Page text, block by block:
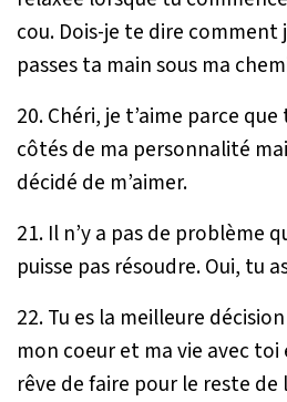
cou. Dois-je te dire comment
passes ta main sous ma
20. Chéri, je t’aime parce
côtés de ma personnalité
décidé de m’aimer.
21. Il n’y a pas de problème
puisse pas résoudre. Oui, tu
22. Tu es la meilleure
mon coeur et ma vie avec
rêve de faire pour le reste de